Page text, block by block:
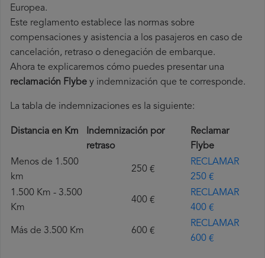
Europea.
Este reglamento establece las normas sobre
compensaciones y asistencia a los pasajeros en caso de
cancelación, retraso o denegación de embarque.
Ahora te explicaremos cómo puedes presentar una
reclamación Flybe y indemnización que te corresponde.
La tabla de indemnizaciones es la siguiente:
Distancia en Km
Indemnización por
retraso
Reclamar
Flybe
Menos de 1.500
km
250 €
RECLAMAR
250 €
1.500 Km - 3.500
Km
400 €
RECLAMAR
400 €
Más de 3.500 Km 600 €
RECLAMAR
600 €